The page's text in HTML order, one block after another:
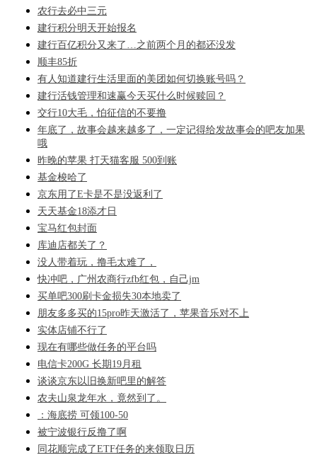
农行去必中三元
建行积分明天开始报名
建行百亿积分又来了…之前两个月的都还没发
顺丰85折
有人知道建行生活里面的美团如何切换账号吗？
建行活钱管理和速赢今天买什么时候赎回？
交行10大毛，怕征信的不要撸
年底了，故事会越来越多了，一定记得给发故事会的吧友加果
哦
昨晚的苹果 打天猫客服 500到账
基金梭哈了
京东用了E卡是不是没返利了
天天基金18添才日
宝马红包封面
库迪店都关了？
没人带着玩，撸毛太难了，
快冲吧，广州农商行zfb红包，自己jm
买单吧300刷卡金损失30本地卖了
朋友多多买的15pro昨天激活了，苹果音乐对不上
实体店铺不行了
现在有哪些做任务的平台吗
电信卡200G 长期19月租
谈谈京东以旧换新吧里的解答
农夫山泉龙年水，竟然到了。
：海底捞 可领100-50
被宁波银行反撸了啊
同花顺完成了ETF任务的来领取日历